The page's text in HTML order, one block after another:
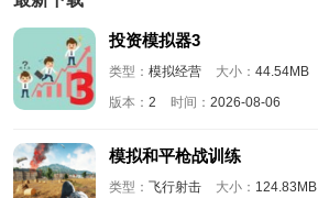
投资模拟器3
类型： 模拟经营 大小： 44.54MB
版本： 2 时间： 2026-08-06
模拟和平枪战训练
类型： 飞行射击 大小： 124.83MB